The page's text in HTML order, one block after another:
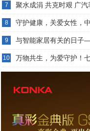
7 聚水成涓 共克时艰 广
8 守护健康，关爱女性，
9 与智能家居有关的日子
10 万物共生，为爱守护！